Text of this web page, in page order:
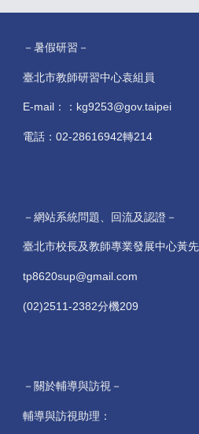
－暑假研習－
臺北市教師研習中心袁組員
E-mail：：kg9253@gov.taipei
電話：02-28616942轉214
－網站系統問題、回流及認證－
臺北市校長及教師專業發展中心黃
tp8620sup@gmail.com
(02)2511-2382分機209
－關於輔導與訪視－
輔導與訪視助理：